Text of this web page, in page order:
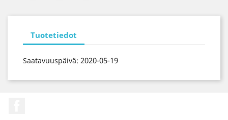
Tuotetiedot
Saatavuuspäivä: 2020-05-19